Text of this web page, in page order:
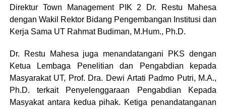
Direktur Town Management PIK 2 Dr. Restu Mahesa
dengan Wakil Rektor Bidang Pengembangan Institusi dan
Kerja Sama UT Rahmat Budiman, M.Hum., Ph.D.
Dr. Restu Mahesa juga menandatangani PKS dengan
Ketua Lembaga Penelitian dan Pengabdian kepada
Masyarakat UT, Prof. Dra. Dewi Artati Padmo Putri, M.A.,
Ph.D. terkait Penyelenggaraan Pengabdian Kepada
Masyakat antara kedua pihak. Ketiga penandatanganan